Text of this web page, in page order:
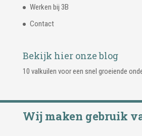
Werken bij 3B
Contact
Bekijk hier onze blog
10 valkuilen voor een snel groeiende
Wij maken gebruik